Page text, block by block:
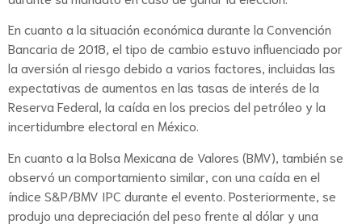
En cuanto a la situación económica durante la Convención
Bancaria de 2018, el tipo de cambio estuvo influenciado por
la aversión al riesgo debido a varios factores, incluidas las
expectativas de aumentos en las tasas de interés de la
Reserva Federal, la caída en los precios del petróleo y la
incertidumbre electoral en México.
En cuanto a la Bolsa Mexicana de Valores (BMV), también se
observó un comportamiento similar, con una caída en el
índice S&P/BMV IPC durante el evento. Posteriormente, se
produjo una depreciación del peso frente al dólar y una